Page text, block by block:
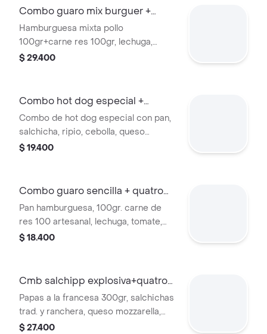
Combo guaro mix burguer +
quatro 400ml
Hamburguesa mixta pollo
100gr+carne res 100gr, lechuga,
tomate, cebolla, mozzarella, jamón,
$ 29.400
Combo hot dog especial +
quatro 400ml
Combo de hot dog especial con pan,
salchicha, ripio, cebolla, queso
mozzarella, jamón, tocineta y salsas.
$ 19.400
Combo guaro sencilla + quatro
400ml
Pan hamburguesa, 100gr. carne de
res 100 artesanal, lechuga, tomate,
cebolla, queso mozzarella y salsas. +
$ 18.400
Cmb salchipp explosiva+quatro
origl400ml
Papas a la francesa 300gr, salchichas
trad. y ranchera, queso mozzarella,
tocineta, 2 huevos codorniz, maíz,
$ 27.400